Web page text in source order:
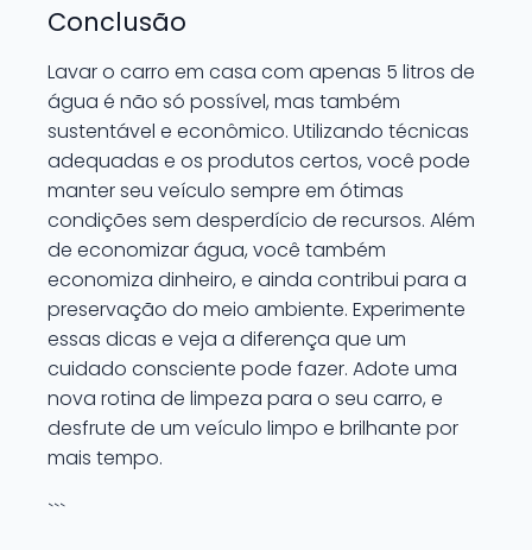
Conclusão
Lavar o carro em casa com apenas 5 litros de
água é não só possível, mas também
sustentável e econômico. Utilizando técnicas
adequadas e os produtos certos, você pode
manter seu veículo sempre em ótimas
condições sem desperdício de recursos. Além
de economizar água, você também
economiza dinheiro, e ainda contribui para a
preservação do meio ambiente. Experimente
essas dicas e veja a diferença que um
cuidado consciente pode fazer. Adote uma
nova rotina de limpeza para o seu carro, e
desfrute de um veículo limpo e brilhante por
mais tempo.
```